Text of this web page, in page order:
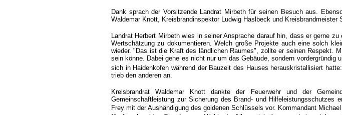
Dank sprach der Vorsitzende Landrat Mirbeth für seinen Besuch aus.
Waldemar Knott, Kreisbrandinspektor Ludwig Haslbeck und
Landrat Herbert Mirbeth wies in seiner Ansprache darauf hin, dass er gerne
Wertschätzung zu dokumentieren. Welch große Projekte auch eine solch
wieder. "Das ist die Kraft des ländlichen Raumes", zollte er seinen Respekt.
sein könne. Dabei gehe es nicht nur um das Gebäude, sondern
sich in Haidenkofen während der Bauzeit des Hauses herauskristallisiert
trieb den anderen an.
Kreisbrandrat Waldemar Knott dankte der Feuerwehr und der
Gemeinschaftleistung zur Sicherung des Brand- und Hilfeleistungsschutzes
Frey mit der Aushändigung des goldenen Schlüssels vor. Kommandant